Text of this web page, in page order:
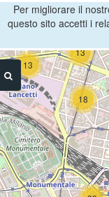
Per migliorare il
questo sito accetti i
18
13
13